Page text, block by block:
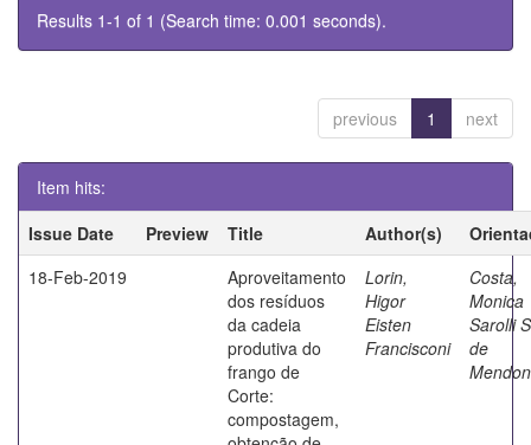
Results 1-1 of 1 (Search time: 0.001 seconds).
previous 1 next
Item hits:
Issue Date
Preview Title Author(s)
18-Feb-2019
Aproveitamento
dos resíduos
da cadeia
produtiva do
frango de
Corte:
compostagem,
Lorin,
Higor
Eisten
Francisconi
Costa,
Monica
Sarolli
de